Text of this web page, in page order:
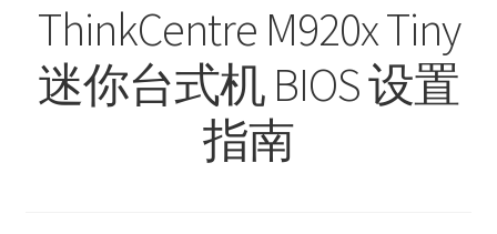
ThinkCentre M920x Tiny
迷你台式机 BIOS 设置
指南